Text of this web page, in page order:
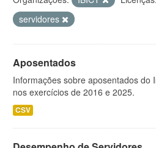
servidores
Aposentados
Informações sobre aposentados do
nos exercícios de 2016 e 2025.
CSV